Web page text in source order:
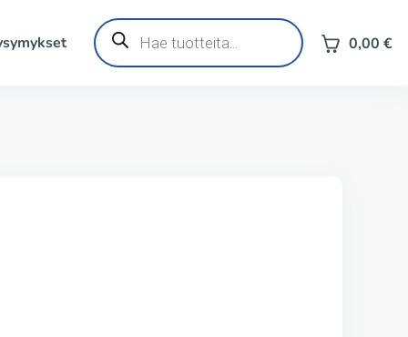
Products
search 0,00 €